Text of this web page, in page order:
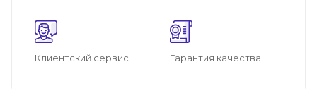
Клиентский сервис Гарантия качества